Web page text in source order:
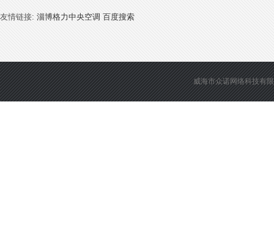
友情链接: 淄博格力中央空调 百度搜索
威海市众诺网络科技有